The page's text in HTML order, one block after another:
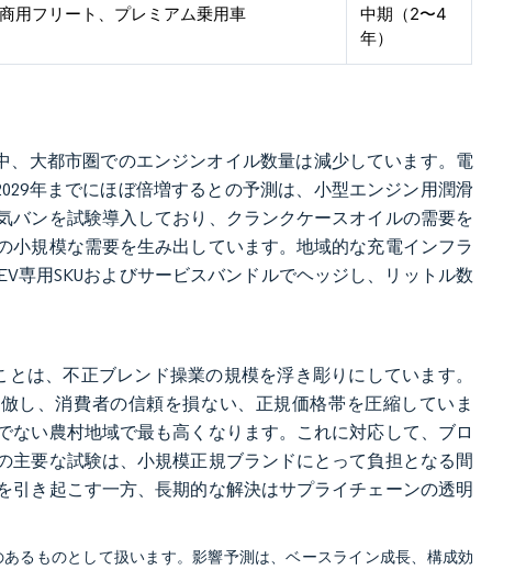
商用フリート、プレミアム乗用車
中期（2〜4
年）
、大都市圏でのエンジンオイル数量は減少しています。電
年までにほぼ倍増するとの予測は、小型エンジン用潤滑
ンを試験導入しており、クランクケースオイルの需要を
規模な需要を生み出しています。地域的な充電インフラ
専用SKUおよびサービスバンドルでヘッジし、リットル数
は、不正ブレンド操業の規模を浮き彫りにしています。
し、消費者の信頼を損ない、正規価格帯を圧縮していま
い農村地域で最も高くなります。これに対応して、ブロ
要な試験は、小規模正規ブランドにとって負担となる間
き起こす一方、長期的な解決はサプライチェーンの透明
るものとして扱います。影響予測は、ベースライン成長、構成効